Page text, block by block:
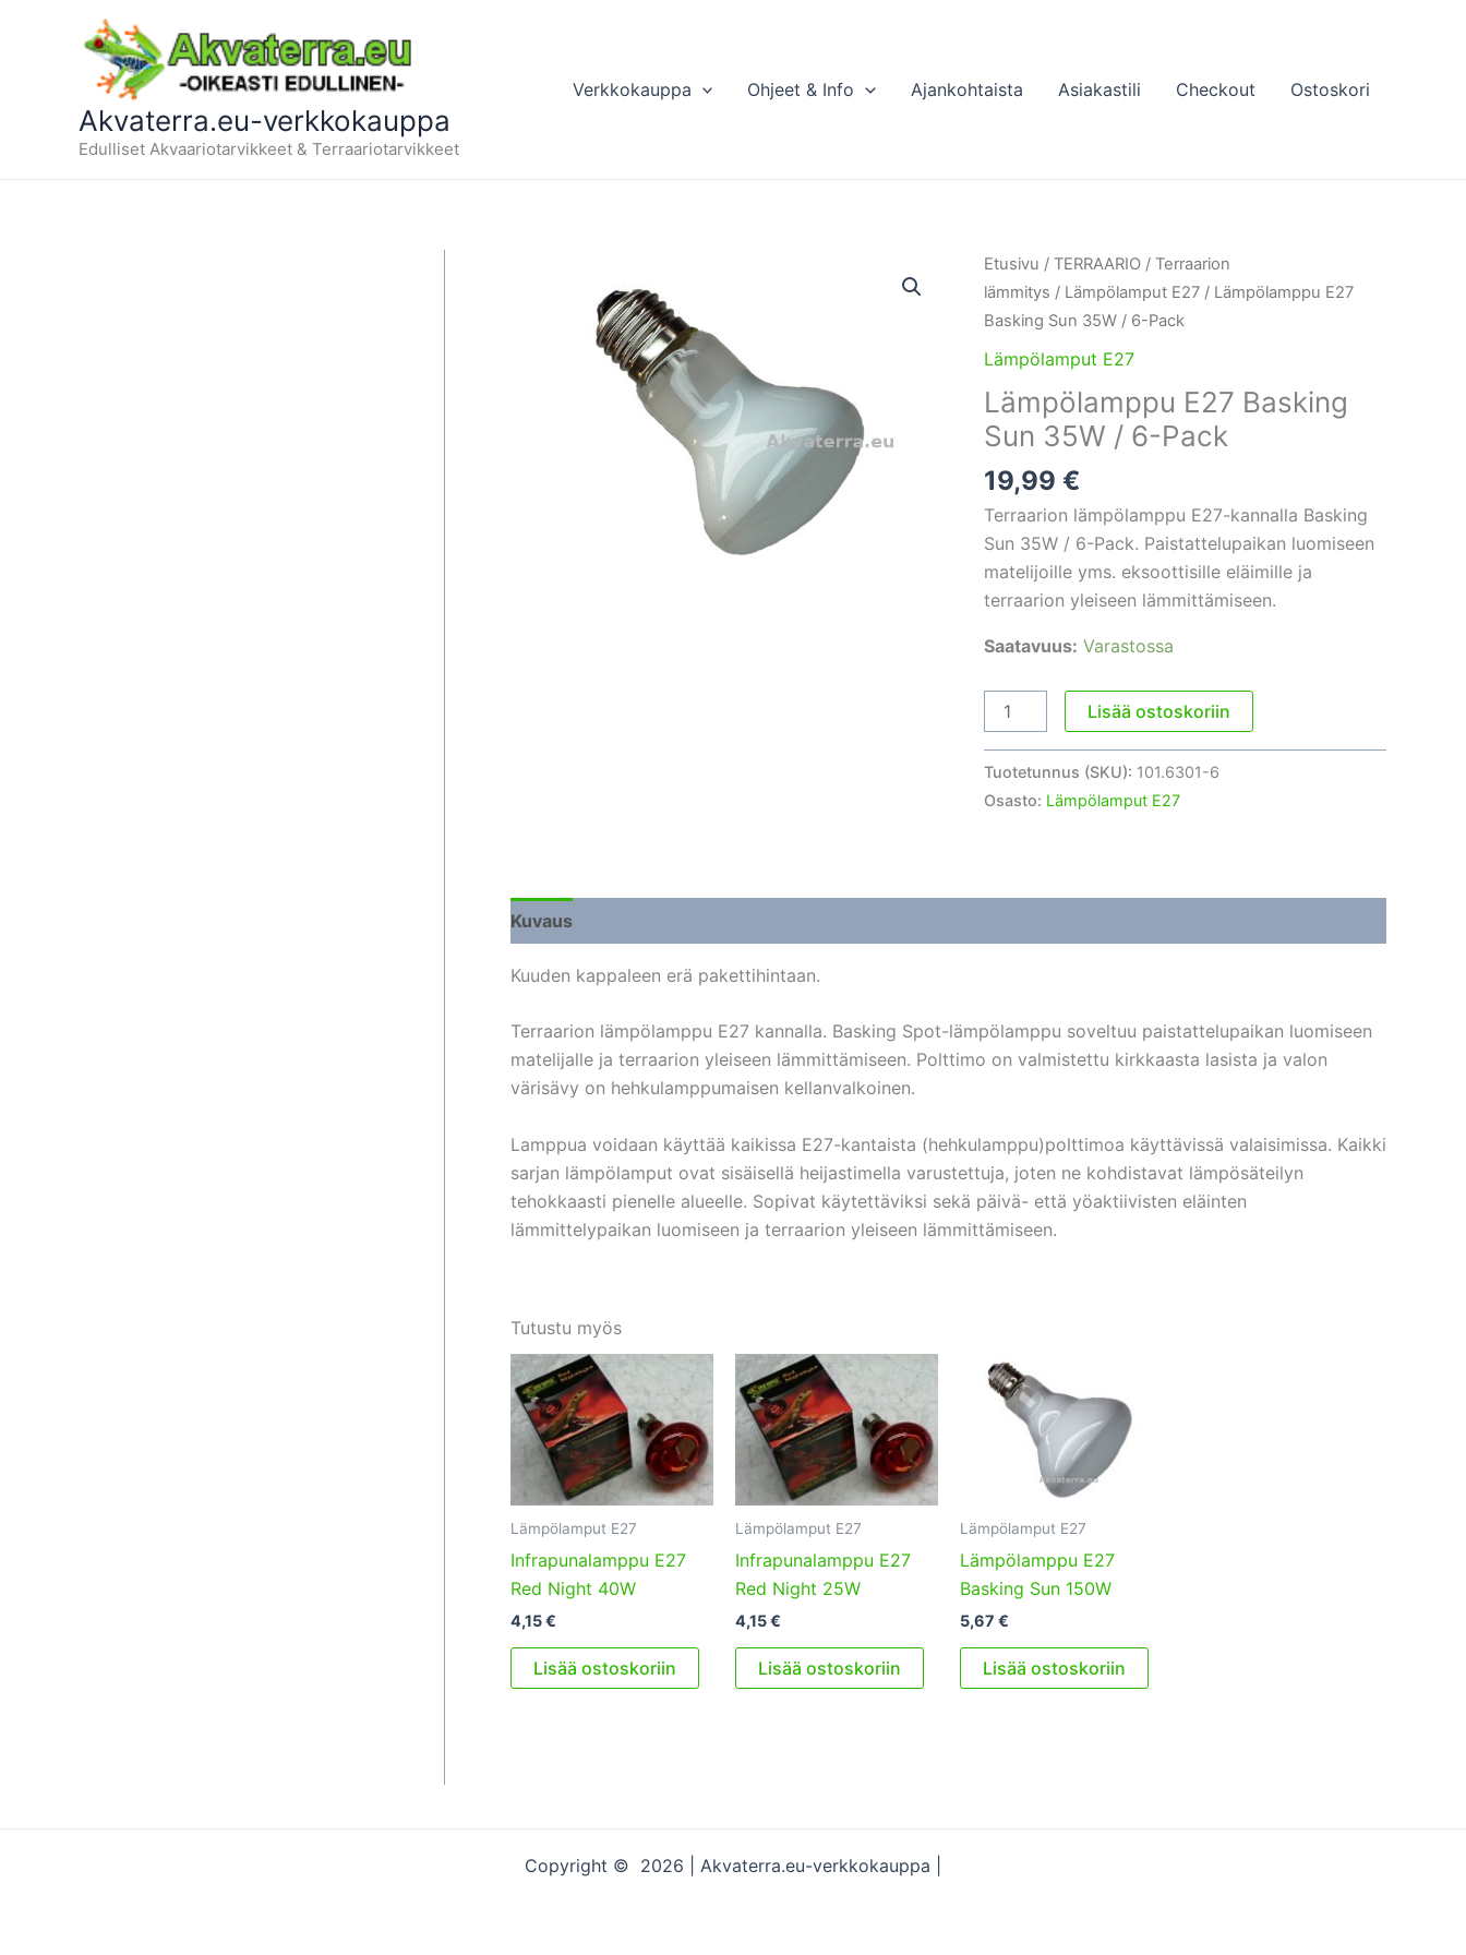
Akvaterra.eu-verkkokauppa
Edulliset Akvaariotarvikkeet & Terraariotarvikkeet
Verkkokauppa Ohjeet & Info Ajankohtaista Asiakastili Checkout Ostoskori
Etusivu / TERRAARIO/ Terraarion
lämmitys / Lämpölamput E27/ Lämpölamppu E27
Basking Sun 35W / 6-Pack
Lämpölamput E27
Lämpölamppu E27 Basking
Sun 35W / 6-Pack
19,99 €
Terraarion lämpölamppu E27-kannalla Basking
Sun 35W / 6-Pack. Paistattelupaikan luomiseen
matelijoille yms. eksoottisille eläimille ja
terraarion yleiseen lämmittämiseen.
Saatavuus: Varastossa
Lämpölamppu
E27
Basking
Sun
Pack
Lisää ostoskoriin
Tuotetunnus (SKU): 101.6301-6
Osasto: Lämpölamput E27
Kuvaus
Kuuden kappaleen erä pakettihintaan.
Terraarion lämpölamppu E27 kannalla. Basking Spot-lämpölamppu soveltuu paistattelupaikan luomiseen
matelijalle ja terraarion yleiseen lämmittämiseen. Polttimo on valmistettu kirkkaasta lasista ja valon
värisävy on hehkulamppumaisen kellanvalkoinen.
Lamppua voidaan käyttää kaikissa E27-kantaista (hehkulamppu)polttimoa käyttävissä valaisimissa. Kaikki
sarjan lämpölamput ovat sisäisellä heijastimella varustettuja, joten ne kohdistavat lämpösäteilyn
tehokkaasti pienelle alueelle. Sopivat käytettäviksi sekä päivä- että yöaktiivisten eläinten
lämmittelypaikan luomiseen ja terraarion yleiseen lämmittämiseen.
Tutustu myös
Lämpölamput E27
Infrapunalamppu E27
Red Night 40W
4,15€
Lisää ostoskoriin
Lämpölamput E27
Infrapunalamppu E27
Red Night 25W
4,15€
Lisää ostoskoriin
Lämpölamput E27
Lämpölamppu E27
Basking Sun 150W
5,67 €
Lisää ostoskoriin
Copyright © 2026 | Akvaterra.eu-verkkokauppa |